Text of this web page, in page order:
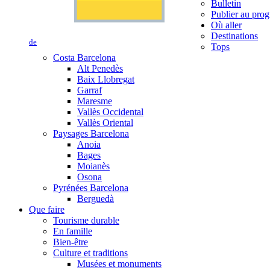
de
Bulletin
Publier au
Où aller
Destinations
Tops
Costa Barcelona
Alt Penedès
Baix Llobregat
Garraf
Maresme
Vallès Occidental
Vallès Oriental
Paysages Barcelona
Anoia
Bages
Moianès
Osona
Pyrénées Barcelona
Berguedà
Que faire
Tourisme durable
En famille
Bien-être
Culture et traditions
Musées et monuments